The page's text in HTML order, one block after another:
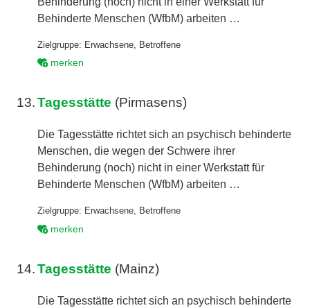
Behinderte Menschen (WfbM) arbeiten …
Zielgruppe: Erwachsene Betroffene
merken
13. Tagesstätte (Pirmasens)
Die Tagesstätte richtet sich an psychisch behinderte
Menschen, die wegen der Schwere ihrer
Behinderung (noch) nicht in einer Werkstatt für
Behinderte Menschen (WfbM) arbeiten …
Zielgruppe: Erwachsene, Betroffene
merken
14. Tagesstätte (Mainz)
Die Tagesstätte richtet sich an psychisch behinderte